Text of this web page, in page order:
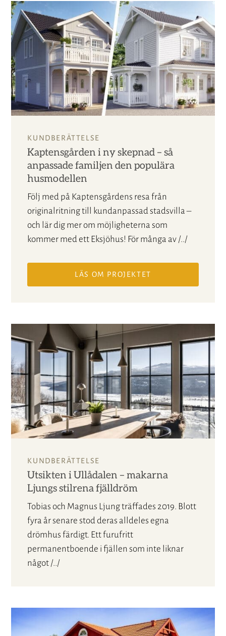
KUNDBERÄTTELSE
Kaptensgården i ny skepnad – så
anpassade familjen den populära
husmodellen
Följ med på Kaptensgårdens resa från
originalritning till kundanpassad stadsvilla –
och lär dig mer om möjligheterna som
kommer med ett Eksjöhus! För många av /../
LÄS OM PROJEKTET
KUNDBERÄTTELSE
Utsikten i Ullådalen – makarna
Ljungs stilrena fjälldröm
Tobias och Magnus Ljung träffades 2019. Blott
fyra år senare stod deras alldeles egna
drömhus färdigt. Ett furufritt
permanentboende i fjällen som inte liknar
något /../